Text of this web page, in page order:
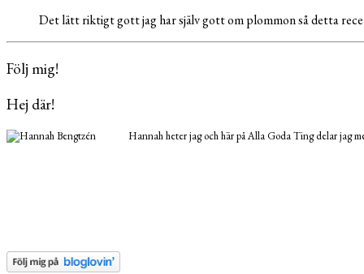
Det lätt riktigt gott jag har själv gott om plommon så detta
Följ mig!
Hej där!
Hannah heter jag och här på Alla Goda Ting delar jag